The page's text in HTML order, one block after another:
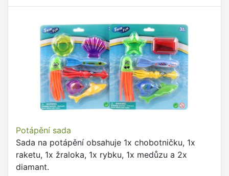
Potápění sada
Sada na potápění obsahuje 1x chobotničku, 1x
raketu, 1x žraloka, 1x rybku, 1x medůzu a 2x
diamant.